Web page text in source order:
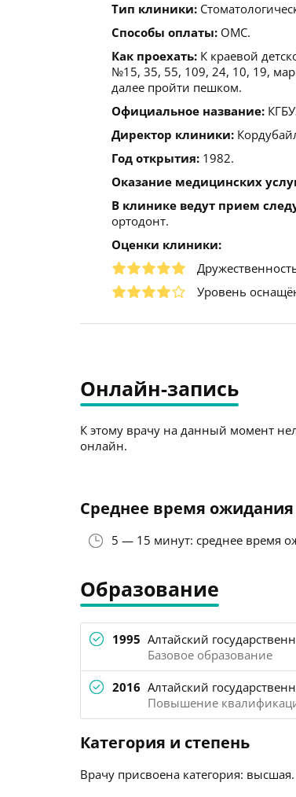
Тип клиники:
Способы оплаты: ОМС.
Как проехать: К краевой
№15, 35, 55, 109, 24, 10, 19,
далее пройти пешком.
Официальное название:
Директор клиники:
Год открытия: 1982.
Оказание медицинских
В клинике ведут прием
ортодонт.
Оценки клиники:
Уровень
Онлайн-запись
К этому врачу на данный момент
онлайн.
Среднее время ожидания
5 — 15 минут: среднее время
Образование
1995 Алтайский
Базовое образование
2016 Алтайский
Повышение
Категория и степень
Врачу присвоена категория: высшая.